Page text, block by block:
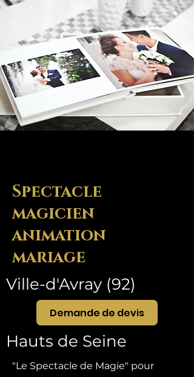
Spectacle
magicien
animation
mariage
Ville-d'Avray (92)
Demande de devis
Hauts de Seine
"Le Spectacle de Magie" pour